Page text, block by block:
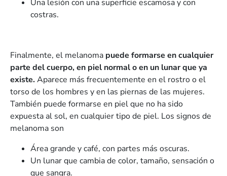
Una lesión con una superficie escamosa y con
costras.
Finalmente, el melanoma puede formarse en cualquier
parte del cuerpo, en piel normal o en un lunar que ya
existe.Aparece más frecuentemente en el rostro o el
torso de los hombres y en las piernas de las mujeres.
También puede formarse en piel que no ha sido
expuesta al sol, en cualquier tipo de piel. Los signos de
melanoma son
Área grande y café, con partes más oscuras.
Un lunar que cambia de color, tamaño, sensación o
que sangra.